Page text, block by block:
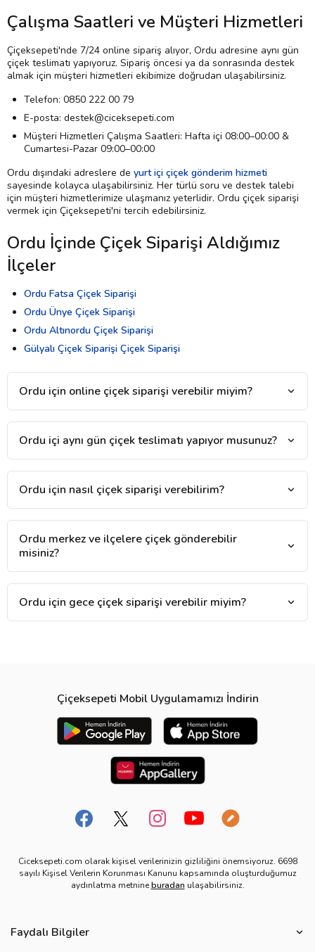
Çalışma Saatleri ve Müşteri Hizmetleri
Çiçeksepeti'nde 7/24 online sipariş alıyor, Ordu adresine aynı gün
çiçek teslimatı yapıyoruz. Sipariş öncesi ya da sonrasında destek
almak için müşteri hizmetleri ekibimize doğrudan ulaşabilirsiniz.
Telefon: 0850 222 00 79
E-posta: destek@ciceksepeti.com
Müşteri Hizmetleri Çalışma Saatleri: Hafta içi 08:00–00:00 &
Cumartesi-Pazar 09:00–00:00
Ordu dışındaki adreslere de yurt içi çiçek gönderim hizmeti
sayesinde kolayca ulaşabilirsiniz. Her türlü soru ve destek talebi
için müşteri hizmetlerimize ulaşmanız yeterlidir. Ordu çiçek siparişi
vermek için Çiçeksepeti'ni tercih edebilirsiniz.
Ordu İçinde Çiçek Siparişi Aldığımız
İlçeler
Ordu Fatsa Çiçek Siparişi
Ordu Ünye Çiçek Siparişi
Ordu Altınordu Çiçek Siparişi
Gülyalı Çiçek Siparişi Çiçek Siparişi
Ordu için online çiçek siparişi verebilir miyim?
Ordu içi aynı gün çiçek teslimatı yapıyor musunuz?
Ordu için nasıl çiçek siparişi verebilirim?
Ordu merkez ve ilçelere çiçek gönderebilir
misiniz?
Ordu için gece çiçek siparişi verebilir miyim?
Çiçeksepeti Mobil Uygulamamızı İndirin
Ciceksepeti.com olarak kişisel verilerinizin gizliliğini önemsiyoruz. 6698
sayılı Kişisel Verilerin Korunması Kanunu kapsamında oluşturduğumuz
aydınlatma metnineburadan ulaşabilirsiniz.
Faydalı Bilgiler